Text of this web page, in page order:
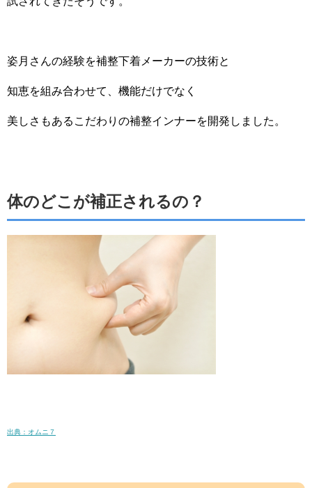
姿月さんの経験を補整下着メーカーの技術と
知恵を組み合わせて、機能だけでなく
美しさもあるこだわりの補整インナーを開発しました。
体のどこが補正されるの？
出典：オムニ７